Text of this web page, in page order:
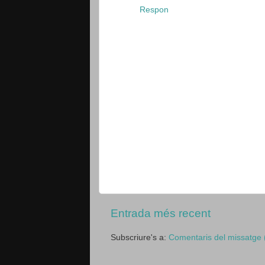
Respon
Entrada més recent
Subscriure's a: Comentaris del missatge